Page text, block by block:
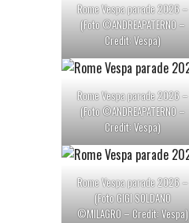
Rome Vespa parade 2026 –
(Foto ©ANDREAPATERNO –
Credit: Vespa)
Rome Vespa parade 2026 –
(Foto ©ANDREAPATERNO –
Credit: Vespa)
Rome Vespa parade 2026 –
(Foto GIGI SOLDANO
©MILAGRO – Credit: Vespa)